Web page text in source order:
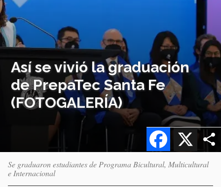
Así se vivió la graduación
de PrepaTec Santa Fe
(FOTOGALERÍA)
X
Facebook
Se graduaron estudiantes de Programa Bicultural, Multicultural
e Internacional